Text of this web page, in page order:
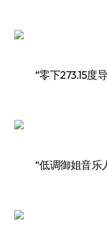
“零下273.15度
“低调御姐音